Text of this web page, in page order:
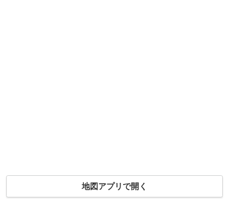
地図アプリで開く